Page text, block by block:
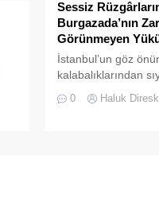
Sessiz
Burgazada’nın
Görünmeyen
İstanbul’un göz
kalabalıklarından
Adaları’nın her biri
0 Haluk